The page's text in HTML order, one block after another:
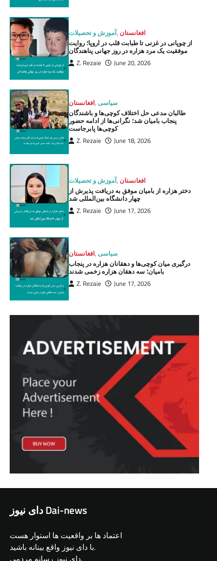
آموزش و تحصیلات, افغانستان
از چوپانی در غزنی تا طبابت قلب در اروپا؛ روایت
موفقیت یک مرد هزاره در روز جهانی پناهندگان
Z. Rezaie June 20, 2026
افغانستان,سیاسی
طالبان مدعی حل اختلاف کوچی‌ها و باشندگان
پنجاب بامیان شد؛ نگرانی‌ها از ادامه حضور
کوچی‌ها پابرجاست
Z. Rezaie June 18, 2026
آموزش و تحصیلات, افغانستان
دختر هزاره از بامیان موفق به دریافت پذیرش از
چهار دانشگاه بین‌المللی شد
Z. Rezaie June 17, 2026
افغانستان,سیاسی
درگیری میان کوچی‌ها و دهقانان هزاره در پنجاب
بامیان؛ سه دهقان هزاره زخمی شدند
Z. Rezaie June 17, 2026
دای نیوز Dai-news
اعتماد ها بر واقعیت ها استوار هست
با دای نیوز واقع بینانه باشید.
دای نیوز رسانه مردمی.